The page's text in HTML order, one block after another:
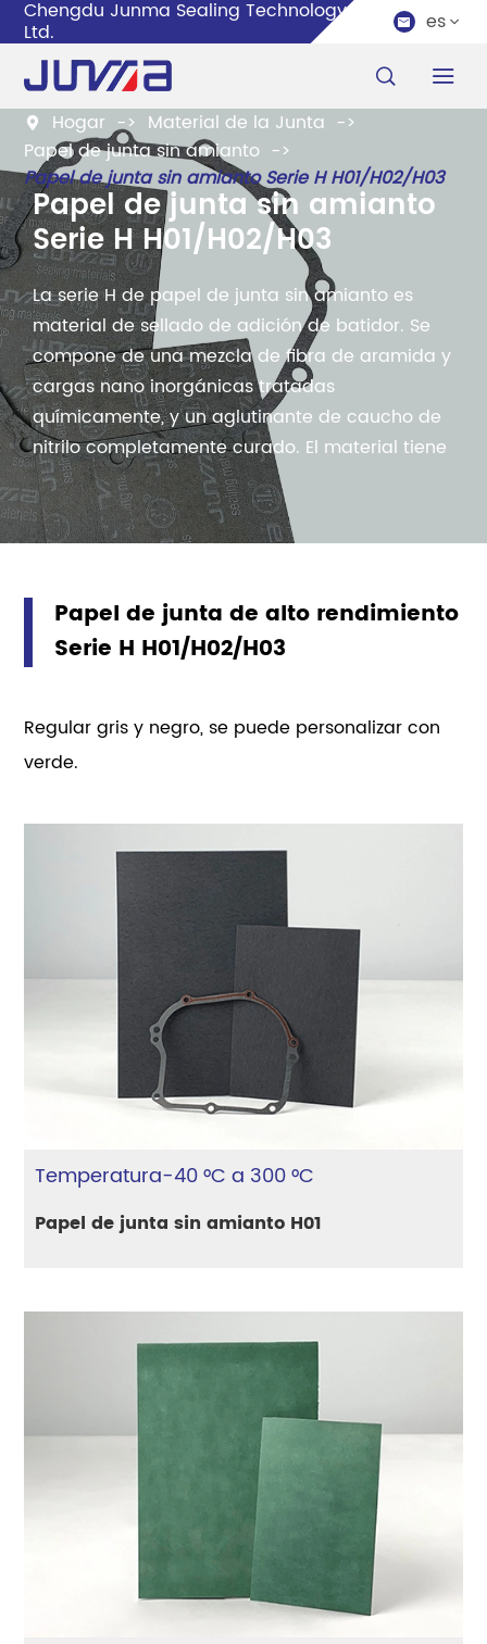
Chengdu Junma Sealing Technology Co.,
Ltd.  es 
 
 Hogar
Material de la Junta
Papel de junta sin amianto
Papel de junta sin amianto Serie H H01/H02/H03
Papel de junta sin amianto
Serie H H01/H02/H03
La serie H de papel de junta sin amianto es
material de sellado de adición de batidor. Se
compone de una mezcla de fibra de aramida y
cargas nano inorgánicas tratadas
químicamente, y un aglutinante de caucho de
nitrilo completamente curado. El material tiene
una excelente resistencia mecánica,
sellabilidad y resistencia al aplastamiento. El
material es ampliamente utilizado en cuerpos
aplicaciones de servicio pesado.
Papel de junta de alto rendimiento
Serie H H01/H02/H03
Regular gris y negro, se puede personalizar con
verde.
Temperatura-40 °C a 300 °C
Papel de junta sin amianto H01